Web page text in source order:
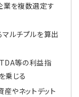
業を複数選定す
ルチプルを算出
等の利益指
乗じる
やネットデット